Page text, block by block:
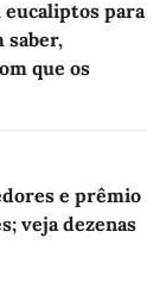
eucaliptos para
saber,
que os
e prêmio
veja dezenas